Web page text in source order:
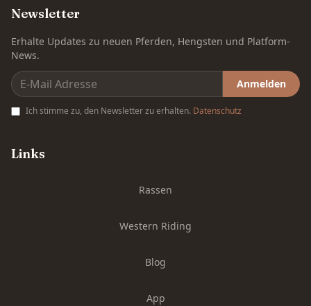
Newsletter
Erhalte Updates zu neuen Pferden, Hengsten und Platform-
News.
Anmelden
Ich stimme zu, den Newsletter zu erhalten. Datenschutz
Links
Rassen
Western Riding
Blog
App